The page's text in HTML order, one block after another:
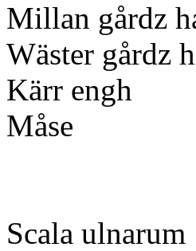
Millan gårdz
Wäster gårdz
Kärr engh
Måse
Scala ulnarum